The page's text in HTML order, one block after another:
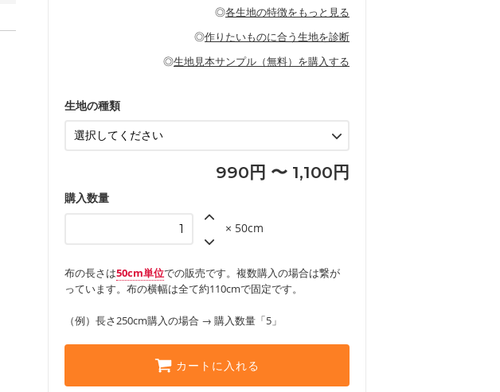
・スカート、甚平などの子ども服
・レッスンバッグ、上履き袋などの通園通学グッズ
・カーテン、エプロン、テーブルクロスなどの暮らしの
・パンツ、タックスカートなどのボトムス
もっと詳しく見る
夫で高い耐久性があります。トートバッグ・ポーチ・ペ
ンケースなどの布小物、インテリア用品に向いていま
・インテリア用品
◎各生地の特徴をもっと見る
◎作りたいものに合う生地を診断
◎生地見本サンプル（無料）を購入する
生地の種類
990円 〜 1,100円
購入数量
× 50cm
布の長さは50cm単位での販売です。複数購入の場合は繋が
っています。布の横幅は全て約110cmで固定です。
（例）長さ250cm購入の場合 → 購入数量「5」
カートに入れる